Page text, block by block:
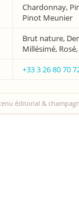
Chardonnay,
Pinot Meunier
Brut nature,
Millésimé,
+33 3 26 80 70
éditorial &